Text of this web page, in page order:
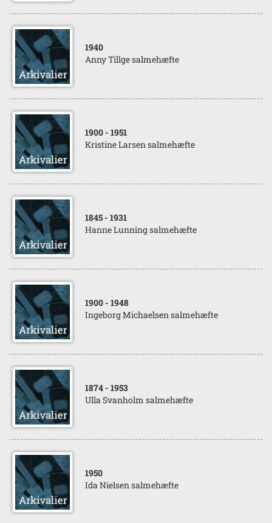
1940
Anny Tillge salmehæfte
1900 - 1951
Kristine Larsen salmehæfte
1845 - 1931
Hanne Lunning salmehæfte
1900 - 1948
Ingeborg Michaelsen salmehæfte
1874 - 1953
Ulla Svanholm salmehæfte
1950
Ida Nielsen salmehæfte